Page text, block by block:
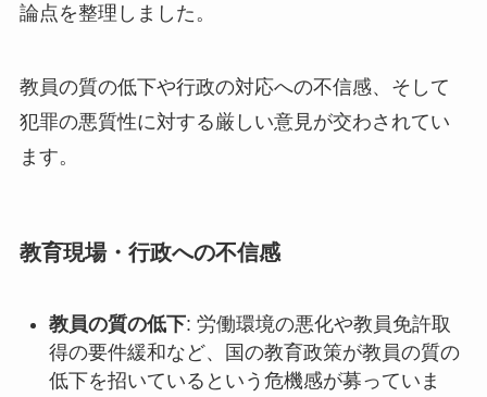
論点を整理しました。
教員の質の低下や行政の対応への不信感、そして
犯罪の悪質性に対する厳しい意見が交わされてい
ます。
教育現場・行政への不信感
教員の質の低下: 労働環境の悪化や教員免許取
得の要件緩和など、国の教育政策が教員の質の
低下を招いているという危機感が募っていま